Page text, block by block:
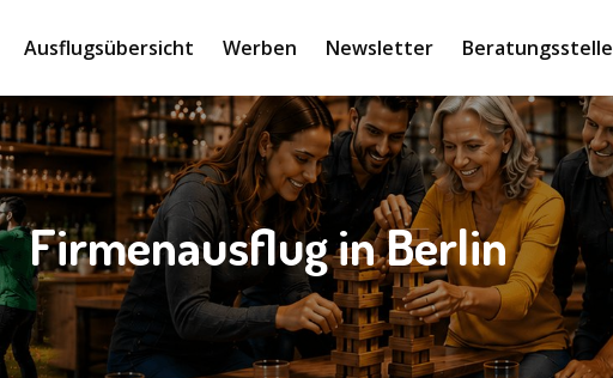
Ausflugsübersicht Werben Newsletter Beratungsstelle
Firmenausflug in Berlin